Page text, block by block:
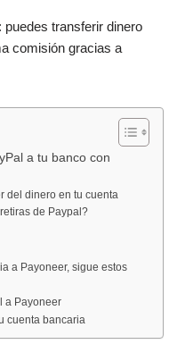
transferir dinero
comisión gracias a
a tu banco con
del dinero en tu cuenta
de Paypal?
a Payoneer, sigue estos
a Payoneer
cuenta bancaria